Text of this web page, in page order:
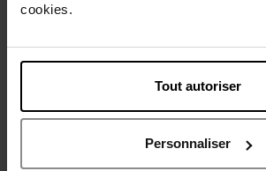
cookies.
Tout autoriser
Personnaliser